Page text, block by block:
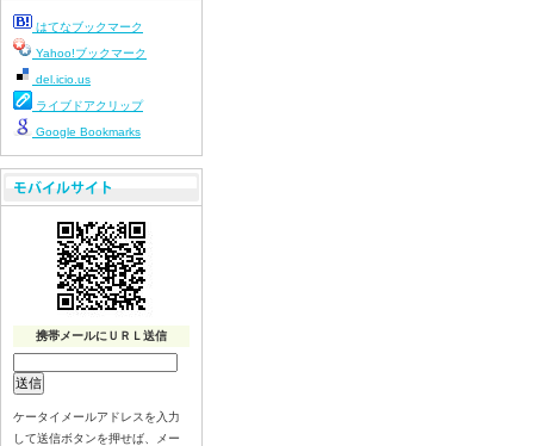
はてなブックマーク
Yahoo!ブックマーク
del.icio.us
ライブドアクリップ
Google Bookmarks
携帯メールにＵＲＬ送信
ケータイメールアドレスを入力
して送信ボタンを押せば、メー